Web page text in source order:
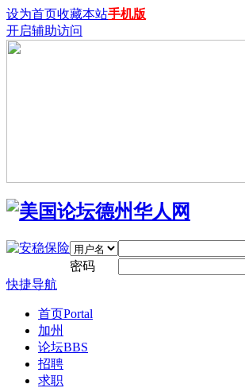
设为首页收藏本站手机版
开启辅助访问
密码
快捷导航
首页Portal
加州
论坛BBS
招聘
求职